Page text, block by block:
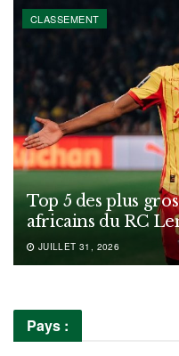
CLASSEMENT
Top 5 des plus
africains du RC
JUILLET 31, 2026
Pays :